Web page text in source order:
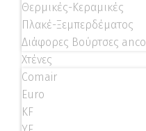
Θερμικές-Κεραμικές
Πλακέ-Ξεμπερδέματος
Διάφορες Βούρτσες
Χτένες
Comair
Euro
KF